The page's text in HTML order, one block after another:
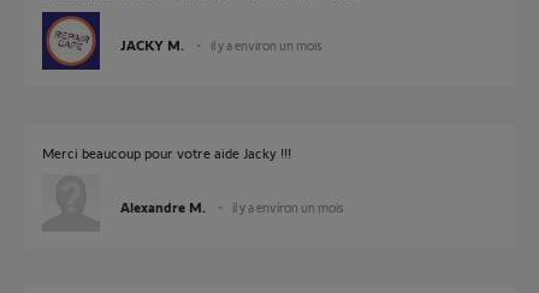
JACKY M. il y a environ un mois
Merci beaucoup pour votre aide Jacky !!!
Alexandre M. il y a environ un mois